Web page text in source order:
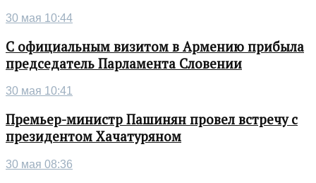
30 мая 10:44
С официальным визитом в Армению прибыла
председатель Парламента Словении
30 мая 10:41
Премьер-министр Пашинян провел встречу с
президентом Хачатуряном
30 мая 08:36